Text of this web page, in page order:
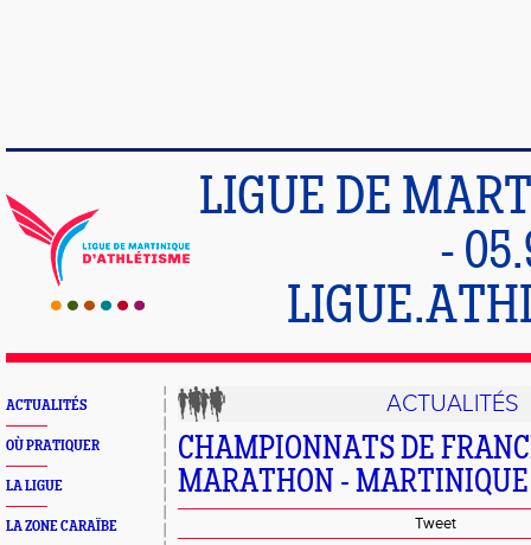
LIGUE DE
-
ACTUALITÉS
OÙ PRATIQUER
LA LIGUE
LA ZONE CARAÏBE
ACTUALITÉS
CHAMPIONNATS DE
MARATHON - MARTINIQUE
Tweet